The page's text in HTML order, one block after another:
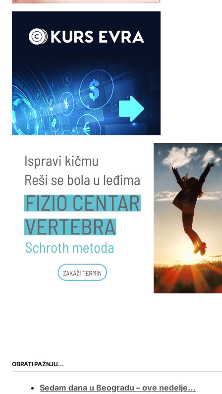
OBRATI PAŽNJU…
Sedam dana u Beogradu – ove nedelje…